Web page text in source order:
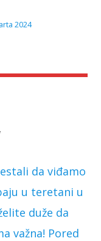
2024
da viđamo
u teretani u
duže da
važna! Pored